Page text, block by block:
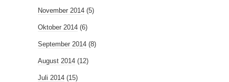
November 2014 (5)
Oktober 2014 (6)
September 2014 (8)
August 2014 (12)
Juli 2014 (15)